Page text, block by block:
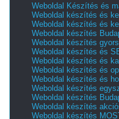
Weboldal Készítés és
Weboldal készítés és
Weboldal készítés és
Weboldal készítés
Weboldal készítés
Weboldal készítés és
Weboldal készítés és
Weboldal készítés és
Weboldal készítés és
Weboldal készítés
Weboldal készítés
Weboldal készítés
Weboldal készítés